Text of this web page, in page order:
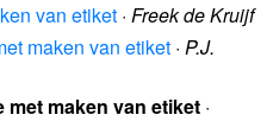
van etiket · Freek de Kruijf
maken van etiket · P.J.
maken van etiket ·